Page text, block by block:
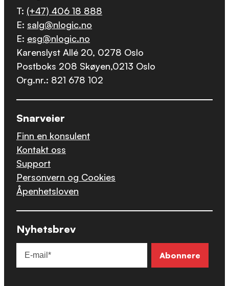
T: (+47) 406 18 888
E: salg@nlogic.no
E: esg@nlogic.no
Karenslyst Allé 20, 0278 Oslo
Postboks 208 Skøyen,0213 Oslo
Org.nr.: 821 678 102
Snarveier
Finn en konsulent
Kontakt oss
Support
Personvern og Cookies
Åpenhetsloven
Nyhetsbrev